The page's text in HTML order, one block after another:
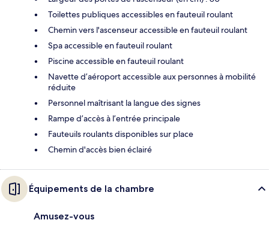
Toilettes publiques accessibles en fauteuil roulant
Chemin vers l'ascenseur accessible en fauteuil roulant
Spa accessible en fauteuil roulant
Piscine accessible en fauteuil roulant
Navette d’aéroport accessible aux personnes à mobilité
réduite
Personnel maîtrisant la langue des signes
Rampe d’accès à l’entrée principale
Fauteuils roulants disponibles sur place
Chemin d'accès bien éclairé
Équipements de la chambre
Amusez-vous